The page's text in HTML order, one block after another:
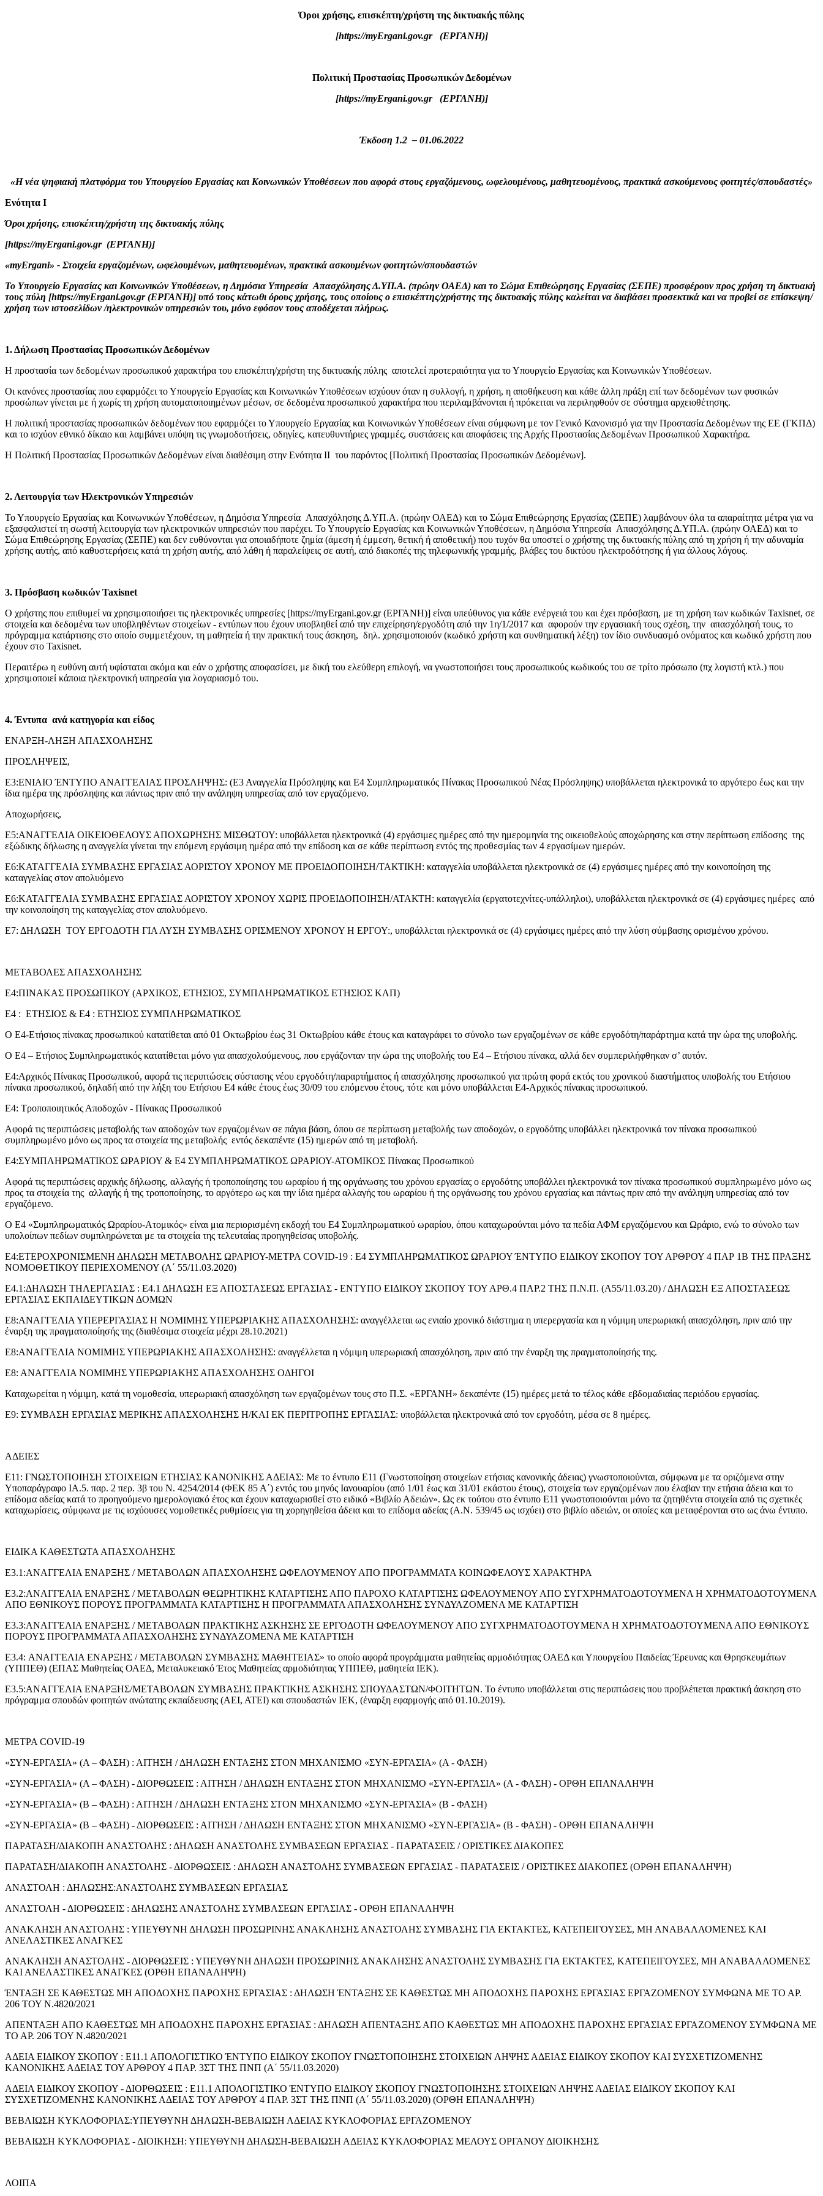
Όροι χρήσης, επισκέπτη/χρήστη της δικτυακής πύλης
[https://myErgani.gov.gr (ΕΡΓΑΝΗ)]
Πολιτική Προστασίας Προσωπικών Δεδομένων
[https://myErgani.gov.gr (ΕΡΓΑΝΗ)]
Έκδοση 1.2 – 01.06.2022
«H νέα ψηφιακή πλατφόρμα του Υπουργείου Εργασίας και Κοινωνικών Υποθέσεων που αφορά στους εργαζόμενους, ωφελουμένους, μαθητευομένους, πρακτικά ασκούμενους φοιτητές/σπουδαστές»
Ενότητα Ι
Όροι χρήσης, επισκέπτη/χρήστη της δικτυακής πύλης
[https://myErgani.gov.gr (ΕΡΓΑΝΗ)]
«myErgani» - Στοιχεία εργαζομένων, ωφελουμένων, μαθητευομένων, πρακτικά ασκουμένων φοιτητών/σπουδαστών
Το Υπουργείο Εργασίας και Κοινωνικών Υποθέσεων, η Δημόσια Υπηρεσία Απασχόλησης Δ.ΥΠ.Α. (πρώην ΟΑΕΔ) και το Σώμα Επιθεώρησης Εργασίας (ΣΕΠΕ) προσφέρουν προς χρήση τη δικτυακή
τους πύλη [https://myErgani.gov.gr (ΕΡΓΑΝΗ)] υπό τους κάτωθι όρους χρήσης, τους οποίους ο επισκέπτης/χρήστης της δικτυακής πύλης καλείται να διαβάσει προσεκτικά και να προβεί σε επίσκεψη/
χρήση των ιστοσελίδων /ηλεκτρονικών υπηρεσιών του, μόνο εφόσον τους αποδέχεται πλήρως.
1. Δήλωση Προστασίας Προσωπικών Δεδομένων
H προστασία των δεδομένων προσωπικού χαρακτήρα του επισκέπτη/χρήστη της δικτυακής πύλης αποτελεί προτεραιότητα για το Υπουργείο Εργασίας και Κοινωνικών Υποθέσεων.
Οι κανόνες προστασίας που εφαρμόζει το Υπουργείο Εργασίας και Κοινωνικών Υποθέσεων ισχύουν όταν η συλλογή, η χρήση, η αποθήκευση και κάθε άλλη πράξη επί των δεδομένων των φυσικών
προσώπων γίνεται με ή χωρίς τη χρήση αυτοματοποιημένων μέσων, σε δεδομένα προσωπικού χαρακτήρα που περιλαμβάνονται ή πρόκειται να περιληφθούν σε σύστημα αρχειοθέτησης.
Η πολιτική προστασίας προσωπικών δεδομένων που εφαρμόζει το Υπουργείο Εργασίας και Κοινωνικών Υποθέσεων είναι σύμφωνη με τον Γενικό Κανονισμό για την Προστασία Δεδομένων της ΕΕ (ΓΚΠΔ)
και το ισχύον εθνικό δίκαιο και λαμβάνει υπόψη τις γνωμοδοτήσεις, οδηγίες, κατευθυντήριες γραμμές, συστάσεις και αποφάσεις της Αρχής Προστασίας Δεδομένων Προσωπικού Χαρακτήρα.
Η Πολιτική Προστασίας Προσωπικών Δεδομένων είναι διαθέσιμη στην Ενότητα ΙΙ του παρόντος [Πολιτική Προστασίας Προσωπικών Δεδομένων].
2. Λειτουργία των Ηλεκτρονικών Υπηρεσιών
Το Υπουργείο Εργασίας και Κοινωνικών Υποθέσεων, η Δημόσια Υπηρεσία Απασχόλησης Δ.ΥΠ.Α. (πρώην ΟΑΕΔ) και το Σώμα Επιθεώρησης Εργασίας (ΣΕΠΕ) λαμβάνουν όλα τα απαραίτητα μέτρα για να
εξασφαλιστεί τη σωστή λειτουργία των ηλεκτρονικών υπηρεσιών που παρέχει. Το Υπουργείο Εργασίας και Κοινωνικών Υποθέσεων, η Δημόσια Υπηρεσία Απασχόλησης Δ.ΥΠ.Α. (πρώην ΟΑΕΔ) και το
Σώμα Επιθεώρησης Εργασίας (ΣΕΠΕ) και δεν ευθύνονται για οποιαδήποτε ζημία (άμεση ή έμμεση, θετική ή αποθετική) που τυχόν θα υποστεί ο χρήστης της δικτυακής πύλης από τη χρήση ή την αδυναμία
χρήσης αυτής, από καθυστερήσεις κατά τη χρήση αυτής, από λάθη ή παραλείψεις σε αυτή, από διακοπές της τηλεφωνικής γραμμής, βλάβες του δικτύου ηλεκτροδότησης ή για άλλους λόγους.
3. Πρόσβαση κωδικών Taxisnet
Ο χρήστης που επιθυμεί να χρησιμοποιήσει τις ηλεκτρονικές υπηρεσίες [https://myErgani.gov.gr (ΕΡΓΑΝΗ)] είναι υπεύθυνος για κάθε ενέργειά του και έχει πρόσβαση, με τη χρήση των κωδικών Taxisnet, σε
στοιχεία και δεδομένα των υποβληθέντων στοιχείων - εντύπων που έχουν υποβληθεί από την επιχείρηση/εργοδότη από την 1η/1/2017 και αφορούν την εργασιακή τους σχέση, την απασχόλησή τους, το
πρόγραμμα κατάρτισης στο οποίο συμμετέχουν, τη μαθητεία ή την πρακτική τους άσκηση, δηλ. χρησιμοποιούν (κωδικό χρήστη και συνθηματική λέξη) τον ίδιο συνδυασμό ονόματος και κωδικό χρήστη που
έχουν στο Taxisnet.
Περαιτέρω η ευθύνη αυτή υφίσταται ακόμα και εάν ο χρήστης αποφασίσει, με δική του ελεύθερη επιλογή, να γνωστοποιήσει τους προσωπικούς κωδικούς του σε τρίτο πρόσωπο (πχ λογιστή κτλ.) που
χρησιμοποιεί κάποια ηλεκτρονική υπηρεσία για λογαριασμό του.
4. Έντυπα ανά κατηγορία και είδος
ΕΝΑΡΞΗ-ΛΗΞΗ ΑΠΑΣΧΟΛΗΣΗΣ
ΠΡΟΣΛΗΨΕΙΣ,
Ε3:ΕΝΙΑΙΟ ΈΝΤΥΠΟ ΑΝΑΓΓΕΛΙΑΣ ΠΡΟΣΛΗΨΗΣ: (Ε3 Αναγγελία Πρόσληψης και Ε4 Συμπληρωματικός Πίνακας Προσωπικού Νέας Πρόσληψης) υποβάλλεται ηλεκτρονικά το αργότερο έως και την
ίδια ημέρα της πρόσληψης και πάντως πριν από την ανάληψη υπηρεσίας από τον εργαζόμενο.
Αποχωρήσεις,
Ε5:ΑΝΑΓΓΕΛΙΑ ΟΙΚΕΙΟΘΕΛΟΥΣ ΑΠΟΧΩΡΗΣΗΣ ΜΙΣΘΩΤΟΥ: υποβάλλεται ηλεκτρονικά (4) εργάσιμες ημέρες από την ημερομηνία της οικειοθελούς αποχώρησης και στην περίπτωση επίδοσης της
εξώδικης δήλωσης η αναγγελία γίνεται την επόμενη εργάσιμη ημέρα από την επίδοση και σε κάθε περίπτωση εντός της προθεσμίας των 4 εργασίμων ημερών.
Ε6:ΚΑΤΑΓΓΕΛΙΑ ΣΥΜΒΑΣΗΣ ΕΡΓΑΣΙΑΣ ΑΟΡΙΣΤΟΥ ΧΡΟΝΟΥ ΜΕ ΠΡΟΕΙΔΟΠΟΙΗΣΗ/ΤΑΚΤΙΚΗ: καταγγελία υποβάλλεται ηλεκτρονικά σε (4) εργάσιμες ημέρες από την κοινοποίηση της
καταγγελίας στον απολυόμενο
Ε6:ΚΑΤΑΓΓΕΛΙΑ ΣΥΜΒΑΣΗΣ ΕΡΓΑΣΙΑΣ ΑΟΡΙΣΤΟΥ ΧΡΟΝΟΥ ΧΩΡΙΣ ΠΡΟΕΙΔΟΠΟΙΗΣΗ/ΑΤΑΚΤΗ: καταγγελία (εργατοτεχνίτες-υπάλληλοι), υποβάλλεται ηλεκτρονικά σε (4) εργάσιμες ημέρες από
την κοινοποίηση της καταγγελίας στον απολυόμενο.
Ε7: ΔΗΛΩΣΗ ΤΟΥ ΕΡΓΟΔΟΤΗ ΓΙΑ ΛΥΣΗ ΣΥΜΒΑΣΗΣ ΟΡΙΣΜΕΝΟΥ ΧΡΟΝΟΥ Η ΕΡΓΟΥ:, υποβάλλεται ηλεκτρονικά σε (4) εργάσιμες ημέρες από την λύση σύμβασης ορισμένου χρόνου.
ΜΕΤΑΒΟΛΕΣ ΑΠΑΣΧΟΛΗΣΗΣ
Ε4:ΠΙΝΑΚΑΣ ΠΡΟΣΩΠΙΚΟΥ (ΑΡΧΙΚΟΣ, ΕΤΗΣΙΟΣ, ΣΥΜΠΛΗΡΩΜΑΤΙΚΟΣ ΕΤΗΣΙΟΣ ΚΛΠ)
Ε4 : ΕΤΗΣΙΟΣ & Ε4 : ΕΤΗΣΙΟΣ ΣΥΜΠΛΗΡΩΜΑΤΙΚΟΣ
Ο Ε4-Ετήσιος πίνακας προσωπικού κατατίθεται από 01 Οκτωβρίου έως 31 Οκτωβρίου κάθε έτους και καταγράφει το σύνολο των εργαζομένων σε κάθε εργοδότη/παράρτημα κατά την ώρα της υποβολής.
Ο Ε4 – Ετήσιος Συμπληρωματικός κατατίθεται μόνο για απασχολούμενους, που εργάζονταν την ώρα της υποβολής του Ε4 – Ετήσιου πίνακα, αλλά δεν συμπεριλήφθηκαν σ’ αυτόν.
Ε4:Αρχικός Πίνακας Προσωπικού, αφορά τις περιπτώσεις σύστασης νέου εργοδότη/παραρτήματος ή απασχόλησης προσωπικού για πρώτη φορά εκτός του χρονικού διαστήματος υποβολής του Ετήσιου
πίνακα προσωπικού, δηλαδή από την λήξη του Ετήσιου Ε4 κάθε έτους έως 30/09 του επόμενου έτους, τότε και μόνο υποβάλλεται Ε4-Αρχικός πίνακας προσωπικού.
Ε4: Τροποποιητικός Αποδοχών - Πίνακας Προσωπικού
Αφορά τις περιπτώσεις μεταβολής των αποδοχών των εργαζομένων σε πάγια βάση, όπου σε περίπτωση μεταβολής των αποδοχών, ο εργοδότης υποβάλλει ηλεκτρονικά τον πίνακα προσωπικού
συμπληρωμένο μόνο ως προς τα στοιχεία της μεταβολής εντός δεκαπέντε (15) ημερών από τη μεταβολή.
Ε4:ΣΥΜΠΛΗΡΩΜΑΤΙΚΟΣ ΩΡΑΡΙΟΥ & Ε4 ΣΥΜΠΛΗΡΩΜΑΤΙΚΟΣ ΩΡΑΡΙΟΥ-ΑΤΟΜΙΚΟΣ Πίνακας Προσωπικού
Αφορά τις περιπτώσεις αρχικής δήλωσης, αλλαγής ή τροποποίησης του ωραρίου ή της οργάνωσης του χρόνου εργασίας ο εργοδότης υποβάλλει ηλεκτρονικά τον πίνακα προσωπικού συμπληρωμένο μόνο ως
προς τα στοιχεία της αλλαγής ή της τροποποίησης, το αργότερο ως και την ίδια ημέρα αλλαγής του ωραρίου ή της οργάνωσης του χρόνου εργασίας και πάντως πριν από την ανάληψη υπηρεσίας από τον
εργαζόμενο.
Ο Ε4 «Συμπληρωματικός Ωραρίου-Ατομικός» είναι μια περιορισμένη εκδοχή του Ε4 Συμπληρωματικού ωραρίου, όπου καταχωρούνται μόνο τα πεδία ΑΦΜ εργαζόμενου και Ωράριο, ενώ το σύνολο των
υπολοίπων πεδίων συμπληρώνεται με τα στοιχεία της τελευταίας προηγηθείσας υποβολής.
Ε4:ΕΤΕΡΟΧΡΟΝΙΣΜΕΝΗ ΔΗΛΩΣΗ ΜΕΤΑΒΟΛΗΣ ΩΡΑΡΙΟΥ-ΜΕΤΡΑ COVID-19 : Ε4 ΣΥΜΠΛΗΡΩΜΑΤΙΚΟΣ ΩΡΑΡΙΟΥ ΈΝΤΥΠΟ ΕΙΔΙΚΟΥ ΣΚΟΠΟΥ ΤΟΥ ΑΡΘΡΟΥ 4 ΠΑΡ 1Β ΤΗΣ ΠΡΑΞΗΣ
ΝΟΜΟΘΕΤΙΚΟΥ ΠΕΡΙΕΧΟΜΕΝΟΥ (Α΄ 55/11.03.2020)
Ε4.1:ΔΗΛΩΣΗ ΤΗΛΕΡΓΑΣΙΑΣ : Ε4.1 ΔΗΛΩΣΗ ΕΞ ΑΠΟΣΤΑΣΕΩΣ ΕΡΓΑΣΙΑΣ - ΕΝΤΥΠΟ ΕΙΔΙΚΟΥ ΣΚΟΠΟΥ ΤΟΥ ΑΡΘ.4 ΠΑΡ.2 ΤΗΣ Π.Ν.Π. (Α55/11.03.20) / ΔΗΛΩΣΗ ΕΞ ΑΠΟΣΤΑΣΕΩΣ
ΕΡΓΑΣΙΑΣ ΕΚΠΑΙΔΕΥΤΙΚΩΝ ΔΟΜΩΝ
Ε8:ΑΝΑΓΓΕΛΙΑ ΥΠΕΡΕΡΓΑΣΙΑΣ Η ΝΟΜΙΜΗΣ ΥΠΕΡΩΡΙΑΚΗΣ ΑΠΑΣΧΟΛΗΣΗΣ: αναγγέλλεται ως ενιαίο χρονικό διάστημα η υπερεργασία και η νόμιμη υπερωριακή απασχόληση, πριν από την
έναρξη της πραγματοποίησής της (διαθέσιμα στοιχεία μέχρι 28.10.2021)
Ε8:ΑΝΑΓΓΕΛΙΑ ΝΟΜΙΜΗΣ ΥΠΕΡΩΡΙΑΚΗΣ ΑΠΑΣΧΟΛΗΣΗΣ: αναγγέλλεται η νόμιμη υπερωριακή απασχόληση, πριν από την έναρξη της πραγματοποίησής της.
Ε8: ΑΝΑΓΓΕΛΙΑ ΝΟΜΙΜΗΣ ΥΠΕΡΩΡΙΑΚΗΣ ΑΠΑΣΧΟΛΗΣΗΣ ΟΔΗΓΟΙ
Καταχωρείται η νόμιμη, κατά τη νομοθεσία, υπερωριακή απασχόληση των εργαζομένων τους στο Π.Σ. «ΕΡΓΑΝΗ» δεκαπέντε (15) ημέρες μετά το τέλος κάθε εβδομαδιαίας περιόδου εργασίας.
Ε9: ΣΥΜΒΑΣΗ ΕΡΓΑΣΙΑΣ ΜΕΡΙΚΗΣ ΑΠΑΣΧΟΛΗΣΗΣ Η/ΚΑΙ ΕΚ ΠΕΡΙΤΡΟΠΗΣ ΕΡΓΑΣΙΑΣ: υποβάλλεται ηλεκτρονικά από τον εργοδότη, μέσα σε 8 ημέρες.
ΑΔΕΙΕΣ
Ε11: ΓΝΩΣΤΟΠΟΙΗΣΗ ΣΤΟΙΧΕΙΩΝ ΕΤΗΣΙΑΣ ΚΑΝΟΝΙΚΗΣ ΑΔΕΙΑΣ: Με το έντυπο Ε11 (Γνωστοποίηση στοιχείων ετήσιας κανονικής άδειας) γνωστοποιούνται, σύμφωνα με τα οριζόμενα στην
Υποπαράγραφο IA.5. παρ. 2 περ. 3β του Ν. 4254/2014 (ΦΕΚ 85 Α΄) εντός του μηνός Ιανουαρίου (από 1/01 έως και 31/01 εκάστου έτους), στοιχεία των εργαζομένων που έλαβαν την ετήσια άδεια και το
επίδομα αδείας κατά το προηγούμενο ημερολογιακό έτος και έχουν καταχωρισθεί στο ειδικό «Βιβλίο Αδειών». Ως εκ τούτου στο έντυπο Ε11 γνωστοποιούνται μόνο τα ζητηθέντα στοιχεία από τις σχετικές
καταχωρίσεις, σύμφωνα με τις ισχύουσες νομοθετικές ρυθμίσεις για τη χορηγηθείσα άδεια και το επίδομα αδείας (Α.Ν. 539/45 ως ισχύει) στο βιβλίο αδειών, οι οποίες και μεταφέρονται στο ως άνω έντυπο.
ΕΙΔΙΚΑ ΚΑΘΕΣΤΩΤΑ ΑΠΑΣΧΟΛΗΣΗΣ
E3.1:ΑΝΑΓΓΕΛΙΑ ΕΝΑΡΞΗΣ / ΜΕΤΑΒΟΛΩΝ ΑΠΑΣΧΟΛΗΣΗΣ ΩΦΕΛΟΥΜΕΝΟΥ ΑΠΟ ΠΡΟΓΡΑΜΜΑΤΑ ΚΟΙΝΩΦΕΛΟΥΣ ΧΑΡΑΚΤΗΡΑ
Ε3.2:ΑΝΑΓΓΕΛΙΑ ΕΝΑΡΞΗΣ / ΜΕΤΑΒΟΛΩΝ ΘΕΩΡΗΤΙΚΗΣ ΚΑΤΑΡΤΙΣΗΣ ΑΠΟ ΠΑΡΟΧΟ ΚΑΤΑΡΤΙΣΗΣ ΩΦΕΛΟΥΜΕΝΟΥ ΑΠΟ ΣΥΓΧΡΗΜΑΤΟΔΟΤΟΥΜΕΝΑ Η ΧΡΗΜΑΤΟΔΟΤΟΥΜΕΝΑ
ΑΠΟ ΕΘΝΙΚΟΥΣ ΠΟΡΟΥΣ ΠΡΟΓΡΑΜΜΑΤΑ ΚΑΤΑΡΤΙΣΗΣ Η ΠΡΟΓΡΑΜΜΑΤΑ ΑΠΑΣΧΟΛΗΣΗΣ ΣΥΝΔΥΑΖΟΜΕΝΑ ΜΕ ΚΑΤΑΡΤΙΣΗ
Ε3.3:ΑΝΑΓΓΕΛΙΑ ΕΝΑΡΞΗΣ / ΜΕΤΑΒΟΛΩΝ ΠΡΑΚΤΙΚΗΣ ΑΣΚΗΣΗΣ ΣΕ ΕΡΓΟΔΟΤΗ ΩΦΕΛΟΥΜΕΝΟΥ ΑΠΟ ΣΥΓΧΡΗΜΑΤΟΔΟΤΟΥΜΕΝΑ Η ΧΡΗΜΑΤΟΔΟΤΟΥΜΕΝΑ ΑΠΟ ΕΘΝΙΚΟΥΣ
ΠΟΡΟΥΣ ΠΡΟΓΡΑΜΜΑΤΑ ΑΠΑΣΧΟΛΗΣΗΣ ΣΥΝΔΥΑΖΟΜΕΝΑ ΜΕ ΚΑΤΑΡΤΙΣΗ
E3.4: ΑΝΑΓΓΕΛΙΑ ΕΝΑΡΞΗΣ / ΜΕΤΑΒΟΛΩΝ ΣΥΜΒΑΣΗΣ ΜΑΘΗΤΕΙΑΣ» το οποίο αφορά προγράμματα μαθητείας αρμοδιότητας ΟΑΕΔ και Υπουργείου Παιδείας Έρευνας και Θρησκευμάτων
(ΥΠΠΕΘ) (ΕΠΑΣ Μαθητείας ΟΑΕΔ, Μεταλυκειακό Έτος Μαθητείας αρμοδιότητας ΥΠΠΕΘ, μαθητεία ΙΕΚ).
Ε3.5:ΑΝΑΓΓΕΛΙΑ ΕΝΑΡΞΗΣ/ΜΕΤΑΒΟΛΩΝ ΣΥΜΒΑΣΗΣ ΠΡΑΚΤΙΚΗΣ ΑΣΚΗΣΗΣ ΣΠΟΥΔΑΣΤΩΝ/ΦΟΙΤΗΤΩΝ. Το έντυπο υποβάλλεται στις περιπτώσεις που προβλέπεται πρακτική άσκηση στο
πρόγραμμα σπουδών φοιτητών ανώτατης εκπαίδευσης (ΑΕΙ, ΑΤΕΙ) και σπουδαστών ΙΕΚ, (έναρξη εφαρμογής από 01.10.2019).
ΜΕΤΡΑ COVID-19
«ΣΥΝ-ΕΡΓΑΣΙΑ» (Α – ΦΑΣΗ) : ΑΙΤΗΣΗ / ΔΗΛΩΣΗ ΕΝΤΑΞΗΣ ΣΤΟΝ ΜΗΧΑΝΙΣΜΟ «ΣΥΝ-ΕΡΓΑΣΙΑ» (Α - ΦΑΣΗ)
«ΣΥΝ-ΕΡΓΑΣΙΑ» (Α – ΦΑΣΗ) - ΔΙΟΡΘΩΣΕΙΣ : ΑΙΤΗΣΗ / ΔΗΛΩΣΗ ΕΝΤΑΞΗΣ ΣΤΟΝ ΜΗΧΑΝΙΣΜΟ «ΣΥΝ-ΕΡΓΑΣΙΑ» (Α - ΦΑΣΗ) - ΟΡΘΗ ΕΠΑΝΑΛΗΨΗ
«ΣΥΝ-ΕΡΓΑΣΙΑ» (Β – ΦΑΣΗ) : ΑΙΤΗΣΗ / ΔΗΛΩΣΗ ΕΝΤΑΞΗΣ ΣΤΟΝ ΜΗΧΑΝΙΣΜΟ «ΣΥΝ-ΕΡΓΑΣΙΑ» (Β - ΦΑΣΗ)
«ΣΥΝ-ΕΡΓΑΣΙΑ» (Β – ΦΑΣΗ) - ΔΙΟΡΘΩΣΕΙΣ : ΑΙΤΗΣΗ / ΔΗΛΩΣΗ ΕΝΤΑΞΗΣ ΣΤΟΝ ΜΗΧΑΝΙΣΜΟ «ΣΥΝ-ΕΡΓΑΣΙΑ» (Β - ΦΑΣΗ) - ΟΡΘΗ ΕΠΑΝΑΛΗΨΗ
ΠΑΡΑΤΑΣΗ/ΔΙΑΚΟΠΗ ΑΝΑΣΤΟΛΗΣ : ΔΗΛΩΣΗ ΑΝΑΣΤΟΛΗΣ ΣΥΜΒΑΣΕΩΝ ΕΡΓΑΣΙΑΣ - ΠΑΡΑΤΑΣΕΙΣ / ΟΡΙΣΤΙΚΕΣ ΔΙΑΚΟΠΕΣ
ΠΑΡΑΤΑΣΗ/ΔΙΑΚΟΠΗ ΑΝΑΣΤΟΛΗΣ - ΔΙΟΡΘΩΣΕΙΣ : ΔΗΛΩΣΗ ΑΝΑΣΤΟΛΗΣ ΣΥΜΒΑΣΕΩΝ ΕΡΓΑΣΙΑΣ - ΠΑΡΑΤΑΣΕΙΣ / ΟΡΙΣΤΙΚΕΣ ΔΙΑΚΟΠΕΣ (ΟΡΘΗ ΕΠΑΝΑΛΗΨΗ)
ΑΝΑΣΤΟΛΗ : ΔΗΛΩΣΗΣ:ΑΝΑΣΤΟΛΗΣ ΣΥΜΒΑΣΕΩΝ ΕΡΓΑΣΙΑΣ
ΑΝΑΣΤΟΛΗ - ΔΙΟΡΘΩΣΕΙΣ : ΔΗΛΩΣΗΣ ΑΝΑΣΤΟΛΗΣ ΣΥΜΒΑΣΕΩΝ ΕΡΓΑΣΙΑΣ - ΟΡΘΗ ΕΠΑΝΑΛΗΨΗ
ΑΝΑΚΛΗΣΗ ΑΝΑΣΤΟΛΗΣ : ΥΠΕΥΘΥΝΗ ΔΗΛΩΣΗ ΠΡΟΣΩΡΙΝΗΣ ΑΝΑΚΛΗΣΗΣ ΑΝΑΣΤΟΛΗΣ ΣΥΜΒΑΣΗΣ ΓΙΑ ΕΚΤΑΚΤΕΣ, ΚΑΤΕΠΕΙΓΟΥΣΕΣ, ΜΗ ΑΝΑΒΑΛΛΟΜΕΝΕΣ ΚΑΙ
ΑΝΕΛΑΣΤΙΚΕΣ ΑΝΑΓΚΕΣ
ΑΝΑΚΛΗΣΗ ΑΝΑΣΤΟΛΗΣ - ΔΙΟΡΘΩΣΕΙΣ : ΥΠΕΥΘΥΝΗ ΔΗΛΩΣΗ ΠΡΟΣΩΡΙΝΗΣ ΑΝΑΚΛΗΣΗΣ ΑΝΑΣΤΟΛΗΣ ΣΥΜΒΑΣΗΣ ΓΙΑ ΕΚΤΑΚΤΕΣ, ΚΑΤΕΠΕΙΓΟΥΣΕΣ, ΜΗ ΑΝΑΒΑΛΛΟΜΕΝΕΣ
ΚΑΙ ΑΝΕΛΑΣΤΙΚΕΣ ΑΝΑΓΚΕΣ (ΟΡΘΗ ΕΠΑΝΑΛΗΨΗ)
ΈΝΤΑΞΗ ΣΕ ΚΑΘΕΣΤΩΣ ΜΗ ΑΠΟΔΟΧΗΣ ΠΑΡΟΧΗΣ ΕΡΓΑΣΙΑΣ : ΔΗΛΩΣΗ ΈΝΤΑΞΗΣ ΣΕ ΚΑΘΕΣΤΩΣ ΜΗ ΑΠΟΔΟΧΗΣ ΠΑΡΟΧΗΣ ΕΡΓΑΣΙΑΣ ΕΡΓΑΖΟΜΕΝΟΥ ΣΥΜΦΩΝΑ ΜΕ ΤΟ ΑΡ.
206 ΤΟΥ Ν.4820/2021
ΑΠΕΝΤΑΞΗ ΑΠΟ ΚΑΘΕΣΤΩΣ ΜΗ ΑΠΟΔΟΧΗΣ ΠΑΡΟΧΗΣ ΕΡΓΑΣΙΑΣ : ΔΗΛΩΣΗ ΑΠΕΝΤΑΞΗΣ ΑΠΟ ΚΑΘΕΣΤΩΣ ΜΗ ΑΠΟΔΟΧΗΣ ΠΑΡΟΧΗΣ ΕΡΓΑΣΙΑΣ ΕΡΓΑΖΟΜΕΝΟΥ ΣΥΜΦΩΝΑ ΜΕ
ΤΟ ΑΡ. 206 ΤΟΥ Ν.4820/2021
ΑΔΕΙΑ ΕΙΔΙΚΟΥ ΣΚΟΠΟΥ : Ε11.1 ΑΠΟΛΟΓΙΣΤΙΚΟ ΈΝΤΥΠΟ ΕΙΔΙΚΟΥ ΣΚΟΠΟΥ ΓΝΩΣΤΟΠΟΙΗΣΗΣ ΣΤΟΙΧΕΙΩΝ ΛΗΨΗΣ ΑΔΕΙΑΣ ΕΙΔΙΚΟΥ ΣΚΟΠΟΥ ΚΑΙ ΣΥΣΧΕΤΙΖΟΜΕΝΗΣ
ΚΑΝΟΝΙΚΗΣ ΑΔΕΙΑΣ ΤΟΥ ΑΡΘΡΟΥ 4 ΠΑΡ. 3ΣΤ ΤΗΣ ΠΝΠ (Α΄ 55/11.03.2020)
ΑΔΕΙΑ ΕΙΔΙΚΟΥ ΣΚΟΠΟΥ - ΔΙΟΡΘΩΣΕΙΣ : Ε11.1 ΑΠΟΛΟΓΙΣΤΙΚΟ ΈΝΤΥΠΟ ΕΙΔΙΚΟΥ ΣΚΟΠΟΥ ΓΝΩΣΤΟΠΟΙΗΣΗΣ ΣΤΟΙΧΕΙΩΝ ΛΗΨΗΣ ΑΔΕΙΑΣ ΕΙΔΙΚΟΥ ΣΚΟΠΟΥ ΚΑΙ
ΣΥΣΧΕΤΙΖΟΜΕΝΗΣ ΚΑΝΟΝΙΚΗΣ ΑΔΕΙΑΣ ΤΟΥ ΑΡΘΡΟΥ 4 ΠΑΡ. 3ΣΤ ΤΗΣ ΠΝΠ (Α΄ 55/11.03.2020) (ΟΡΘΗ ΕΠΑΝΑΛΗΨΗ)
ΒΕΒΑΙΩΣΗ ΚΥΚΛΟΦΟΡΙΑΣ:ΥΠΕΥΘΥΝΗ ΔΗΛΩΣΗ-ΒΕΒΑΙΩΣΗ ΑΔΕΙΑΣ ΚΥΚΛΟΦΟΡΙΑΣ ΕΡΓΑΖΟΜΕΝΟΥ
ΒΕΒΑΙΩΣΗ ΚΥΚΛΟΦΟΡΙΑΣ - ΔΙΟΙΚΗΣΗ: ΥΠΕΥΘΥΝΗ ΔΗΛΩΣΗ-ΒΕΒΑΙΩΣΗ ΑΔΕΙΑΣ ΚΥΚΛΟΦΟΡΙΑΣ ΜΕΛΟΥΣ ΟΡΓΑΝΟΥ ΔΙΟΙΚΗΣΗΣ
ΛΟΙΠΑ